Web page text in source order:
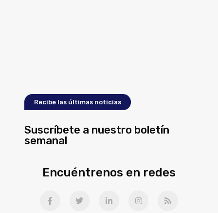
Recibe las últimas noticias
Suscríbete a nuestro boletín
semanal
Encuéntrenos en redes